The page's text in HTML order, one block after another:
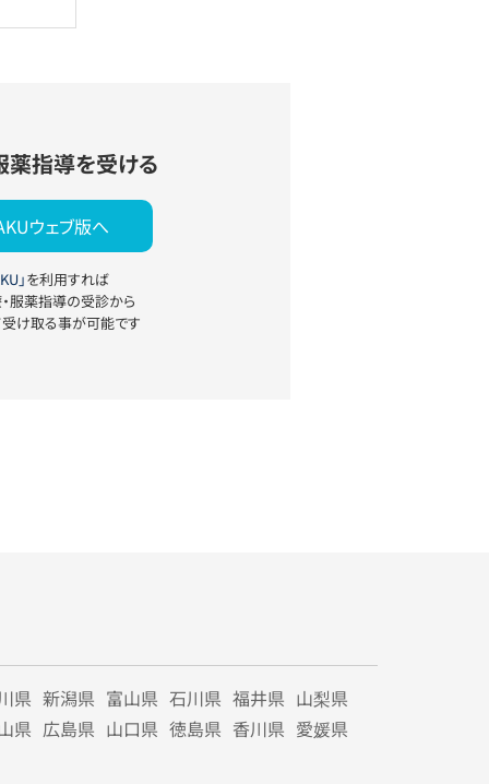
薬指導を受ける
ウェブ版へ
」を利用すれば
服薬指導の受診から
け取る事が可能です
県 新潟県 富山県 石川県 福井県 山梨県
県 広島県 山口県 徳島県 香川県 愛媛県